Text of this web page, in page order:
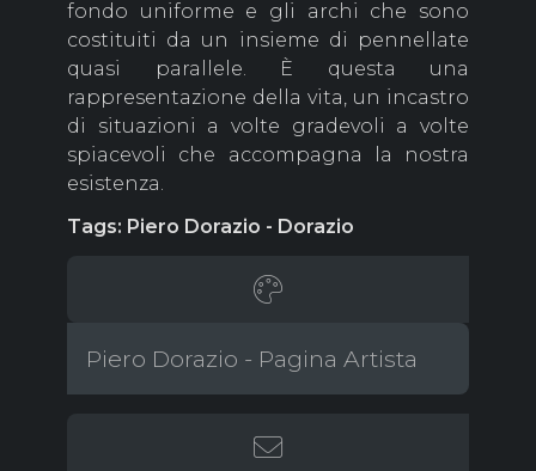
fondo uniforme e gli archi che sono
costituiti da un insieme di pennellate
quasi parallele. È questa una
rappresentazione della vita, un incastro
di situazioni a volte gradevoli a volte
spiacevoli che accompagna la nostra
esistenza.
Tags: Piero Dorazio - Dorazio
Piero Dorazio - Pagina Artista